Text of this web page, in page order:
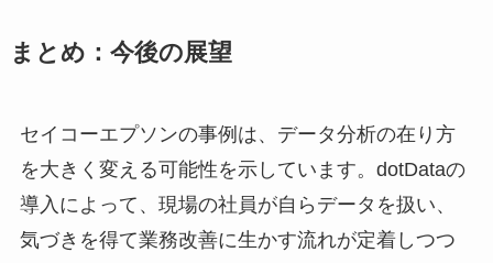
まとめ：今後の展望
セイコーエプソンの事例は、データ分析の在り方
を大きく変える可能性を示しています。dotDataの
導入によって、現場の社員が自らデータを扱い、
気づきを得て業務改善に生かす流れが定着しつつ